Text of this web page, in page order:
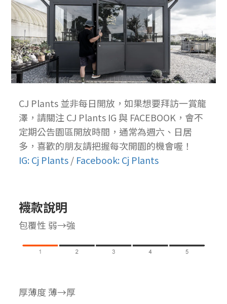
CJ Plants 並非每日開放，如果想要拜訪一賞龍
澤，請關注 CJ Plants IG 與 FACEBOOK，會不
定期公告園區開放時間，通常為週六、日居
多，喜歡的朋友請把握每次開園的機會喔！
IG: Cj Plants/ Facebook: Cj Plants
襪款說明
包覆性 弱→強
厚薄度 薄→厚